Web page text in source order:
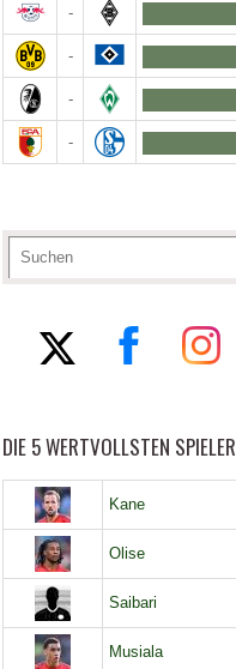
-
-
-
-
DIE 5 WERTVOLLSTEN SPIELER
Kane
Olise
Saibari
Musiala